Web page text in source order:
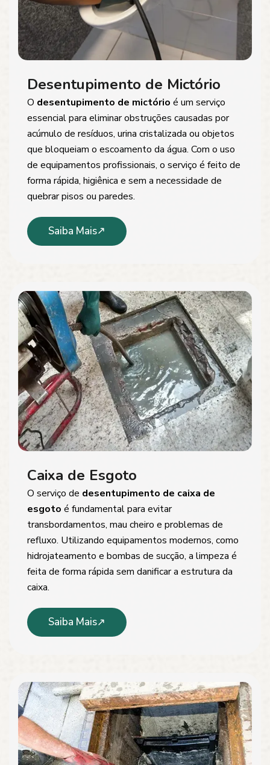
Desentupimento de Mictório
O desentupimento de mictório é um serviço
essencial para eliminar obstruções causadas por
acúmulo de resíduos, urina cristalizada ou objetos
que bloqueiam o escoamento da água. Com o uso
de equipamentos profissionais, o serviço é feito de
forma rápida, higiênica e sem a necessidade de
quebrar pisos ou paredes.
Saiba Mais
Caixa de Esgoto
O serviço de desentupimento de caixa de
esgoto é fundamental para evitar
transbordamentos, mau cheiro e problemas de
refluxo. Utilizando equipamentos modernos, como
hidrojateamento e bombas de sucção, a limpeza é
feita de forma rápida sem danificar a estrutura da
caixa.
Saiba Mais